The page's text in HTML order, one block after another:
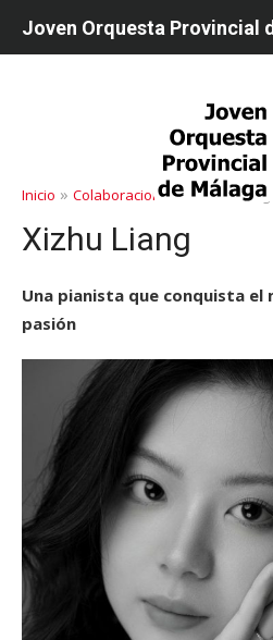
Joven Orquesta Provincial
Inicio » Colaboraciones»Xizhu Liang
Xizhu Liang
Una pianista que conquista el
pasión